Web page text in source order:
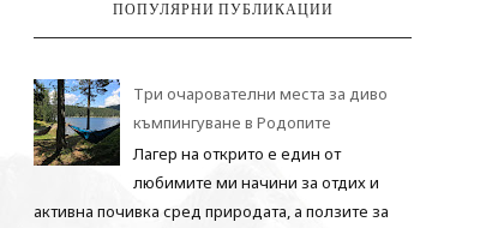
ПОПУЛЯРНИ ПУБЛИКАЦИИ
Три очарователни места за диво
къмпингуване в Родопите
Лагер на открито е един от
любимите ми начини за отдих и
активна почивка сред природата, а ползите за